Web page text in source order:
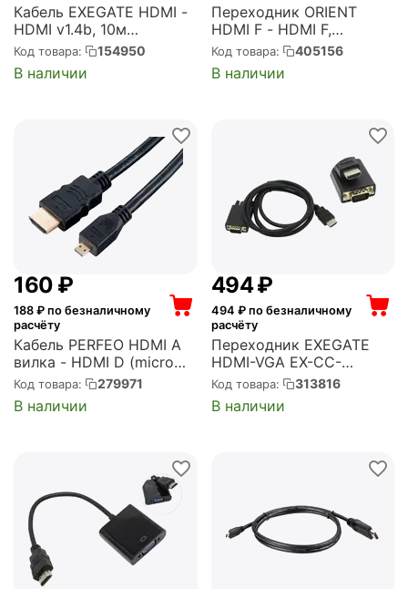
Кабель EXEGATE HDMI -
HDMI v1.4b, 10м
(EX194337RUS)
Код товара: 154950
В наличии
Переходник ORIENT
HDMI F - HDMI F,
позолоч.разъемы
(27496) (C496)
Код товара: 405156
В наличии
‍160‍ ₽
188 ₽ по безналичному
расчёту
Кабель PERFEO HDMI A
вилка - HDMI D (micro
HDMI) вилка, ver.1.4,
длина 2 м. (H1102)
Код товара: 279971
В наличии
‍494‍₽
494 ₽ по безналичному
расчёту
Переходник EXEGATE
HDMI-VGA EX-CC-
HDMIM-VGAM-1.8
(19M/15M, 1,8м)
(EX284928RUS)
Код товара: 313816
В наличии